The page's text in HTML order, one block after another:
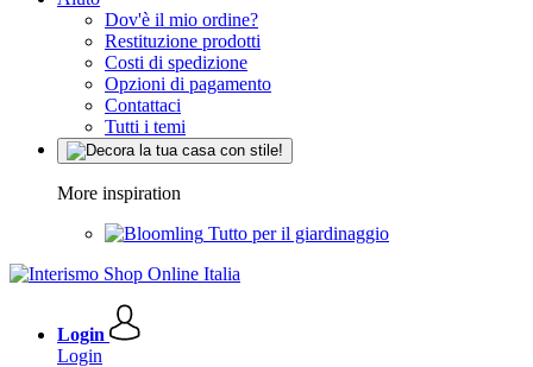
Dov'è il mio ordine?
Restituzione prodotti
Costi di spedizione
Opzioni di pagamento
Contattaci
Tutti i temi
More inspiration
Tutto per il giardinaggio
Login
Login